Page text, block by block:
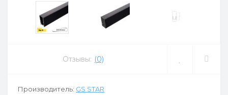
Отзывы: (0)
Производитель: GS STAR